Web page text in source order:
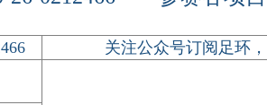
关注公众号订阅足环